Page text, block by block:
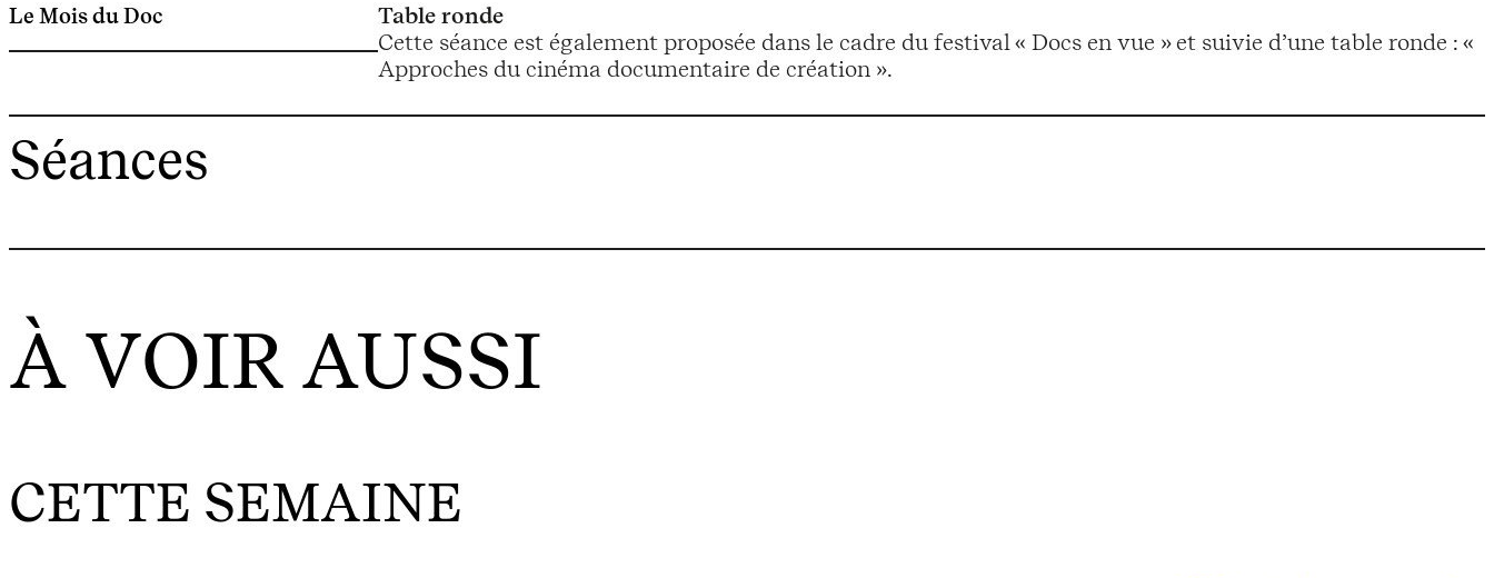
Le Mois du Doc
Table ronde
Cette séance est également proposée dans le cadre du festival « Docs en vue » et suivie d’une table ronde : «
Approches du cinéma documentaire de création ».
Séances
À VOIR AUSSI
CETTE SEMAINE